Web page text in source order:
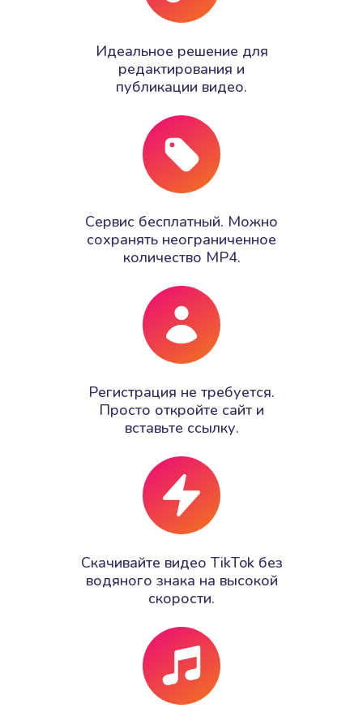
Идеальное решение для
редактирования и
публикации видео.
Сервис бесплатный. Можно
сохранять неограниченное
количество MP4.
Регистрация не требуется.
Просто откройте сайт и
вставьте ссылку.
Скачивайте видео TikTok без
водяного знака на высокой
скорости.